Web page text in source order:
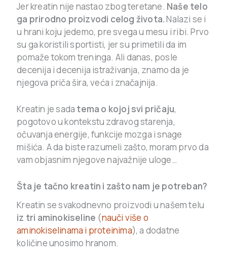
Jer kreatin nije nastao zbog teretane. Naše telo
ga prirodno proizvodi celog života.Nalazi se i
u hrani koju jedemo, pre svega u mesu i ribi. Prvo
su ga koristili sportisti, jer su primetili da im
pomaže tokom treninga. Ali danas, posle
decenija i decenija istraživanja, znamo da je
njegova priča šira, veća i značajnija.
Kreatin je sada tema o kojoj svi pričaju,
pogotovo u kontekstu zdravog starenja,
očuvanja energije, funkcije mozga i snage
mišića. A da biste razumeli zašto, moram prvo da
vam objasnim njegove najvažnije uloge…
Šta je tačno kreatin i zašto nam je potreban?
Kreatin se svakodnevno proizvodi u našem telu
iz tri aminokiseline (nauči više o
aminokiselinama i proteinima), a dodatne
količine unosimo hranom.